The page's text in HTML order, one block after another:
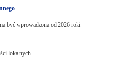
być wprowadzona od 2026 roki
lokalnych